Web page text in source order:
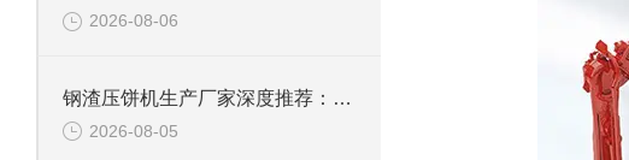
2026-08-06
钢渣压饼机生产厂家深度推荐：为何恩派特成为高净值产线的优选
2026-08-05